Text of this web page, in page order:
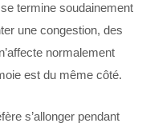
termine soudainement
une congestion, des
normalement
est du même côté.
s’allonger pendant